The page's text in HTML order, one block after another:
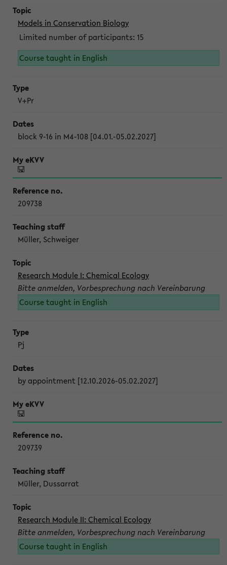
Models in Conservation Biology
Limited number of participants: 15
Course taught in English
V+Pr
block 9-16 in M4-108 [04.01.-05.02.2027]
209738
Müller, Schweiger
Research Module I: Chemical Ecology
Bitte anmelden, Vorbesprechung nach Vereinbarung
Course taught in English
Pj
by appointment [12.10.2026-05.02.2027]
209739
Müller, Dussarrat
Research Module II: Chemical Ecology
Bitte anmelden, Vorbesprechung nach Vereinbarung
Course taught in English